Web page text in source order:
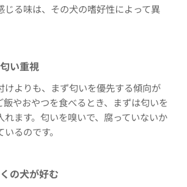
じる味は、その犬の嗜好性によって異
い重視
けよりも、まず匂いを優先する傾向が
飯やおやつを食べるとき、まずは匂いを
れます。匂いを嗅いで、腐っていないか
るのです。
の犬が好む